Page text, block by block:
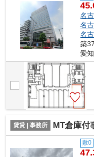
名
名
名
築
愛
賃貸 | 事務所 MT倉庫付
敷0